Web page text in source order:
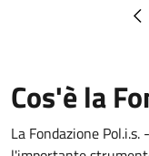
Cos'è la
La Fondazione